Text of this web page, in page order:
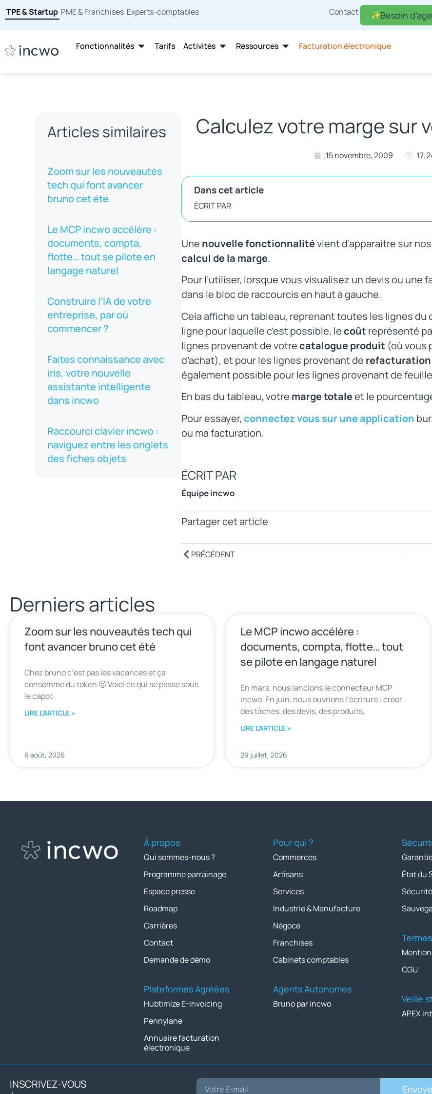
TPE & Startup PME & Franchises Experts-comptables Contact Besoin
Fonctionnalités Tarifs Activités Ressources Facturation électronique
Articles similaires
Zoom sur les nouveautés
tech qui font avancer
bruno cet été
Le MCP incwo accélère :
documents, compta,
flotte… tout se pilote en
langage naturel
Construire l’IA de votre
entreprise, par où
commencer ?
Faites connaissance avec
iris, votre nouvelle
assistante intelligente
dans incwo
Raccourci clavier incwo :
naviguez entre les onglets
des fiches objets
Calculez votre marge sur
15 novembre, 2009
Dans cet article
ÉCRIT PAR
Une nouvelle fonctionnalitévient d’apparaitre sur
calcul de la marge.
Pour l’utiliser, lorsque vous visualisez un devis ou une
dans le bloc de raccourcis en haut à gauche.
Cela affiche un tableau, reprenant toutes les lignes du
ligne pour laquelle c’est possible, lecoût représenté
lignes provenant de votrecatalogue produit (où vous
d’achat), et pour les lignes provenant de refacturation
également possible pour les lignes provenant de
En bas du tableau, votre marge totaleet le
Pour essayer, connectez vous sur une application
ou ma facturation.
ÉCRIT PAR
Équipe incwo
Partager cet article
PRÉCÉDENT
Derniers articles
Zoom sur les nouveautés tech qui
font avancer bruno cet été
Chez bruno c’est pas les vacances et ça
consomme du token 🙂 Voici ce qui se passe sous
le capot
LIRE L'ARTICLE »
6 août, 2026
Le MCP incwo accélère :
documents, compta, flotte… tout
se pilote en langage naturel
En mars, nous lancions le connecteur MCP
incwo. En juin, nous ouvrions l’écriture : créer
des tâches, des devis, des produits,
LIRE L'ARTICLE »
29 juillet, 2026
À propos
Qui sommes-nous ?
Programme parrainage
Espace presse
Roadmap
Carrières
Contact
Demande de démo
Plateformes Agréées
Hubtimize E-Invoicing
Pennylane
Annuaire facturation
électronique
Pour qui ?
Commerces
Artisans
Services
Industrie & Manufacture
Négoce
Franchises
Cabinets comptables
Agents Autonomes
Bruno par incwo
État du
CGU
Veille
APEX
INSCRIVEZ-VOUS